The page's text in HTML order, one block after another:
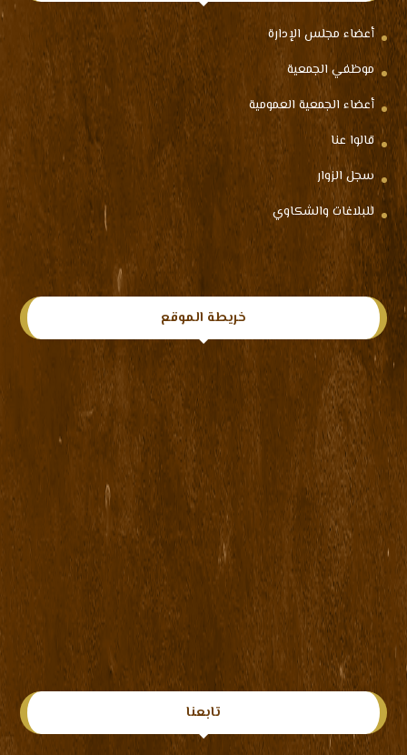
أعضاء مجلس الإدارة
موظفي الجمعية
أعضاء الجمعية العمومية
قالوا عنا
سجل الزوار
للبلاغات والشكاوي
خريطة الموقع
تابعنا